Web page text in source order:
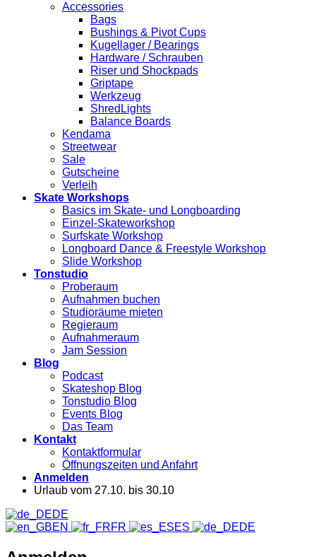
Accessories
Bags
Bushings & Pivot Cups
Kugellager / Bearings
Hardware / Schrauben
Riser und Shockpads
Griptape
Werkzeug
ShredLights
Balance Boards
Kendama
Streetwear
Sale
Gutscheine
Verleih
Skate Workshops
Basics im Skate- und Longboarding
Einzel-Skateworkshop
Surfskate Workshop
Longboard Dance & Freestyle Workshop
Slide Workshop
Tonstudio
Proberaum
Aufnahmen buchen
Studioräume mieten
Regieraum
Aufnahmeraum
Jam Session
Blog
Podcast
Skateshop Blog
Tonstudio Blog
Events Blog
Das Team
Kontakt
Kontaktformular
Öffnungszeiten und Anfahrt
Anmelden
Urlaub vom 27.10. bis 30.10
DE
EN
FR ES DE